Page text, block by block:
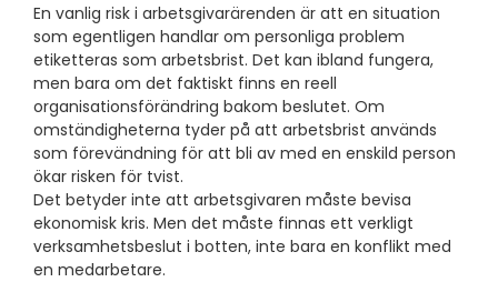
En vanlig risk i arbetsgivarärenden är att en situation
som egentligen handlar om personliga problem
etiketteras som arbetsbrist. Det kan ibland fungera,
men bara om det faktiskt finns en reell
organisationsförändring bakom beslutet. Om
omständigheterna tyder på att arbetsbrist används
som förevändning för att bli av med en enskild person
ökar risken för tvist.
Det betyder inte att arbetsgivaren måste bevisa
ekonomisk kris. Men det måste finnas ett verkligt
verksamhetsbeslut i botten, inte bara en konflikt med
en medarbetare.